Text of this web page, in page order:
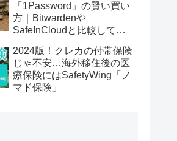
「1Password」の賢い買い
方｜Bitwardenや
SafeInCloudと比較してみ
2024版！クレカの付帯保険
じゃ不安…海外移住後の医
療保険にはSafetyWing「ノ
マド保険」